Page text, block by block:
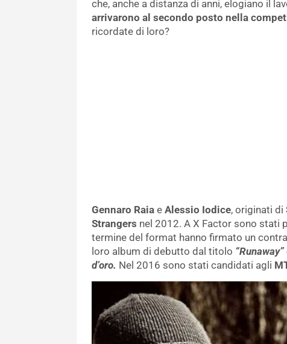
che, anche a distanza di anni, elogiano il
arrivarono al secondo posto nella
ricordate di loro?
Gennaro Raia e Alessio Iodice, originati di
Strangers nel 2012. A X Factor sono stati
termine del format hanno firmato un
loro album di debutto dal titolo “Runaway”
d’oro. Nel 2016 sono stati candidati agli